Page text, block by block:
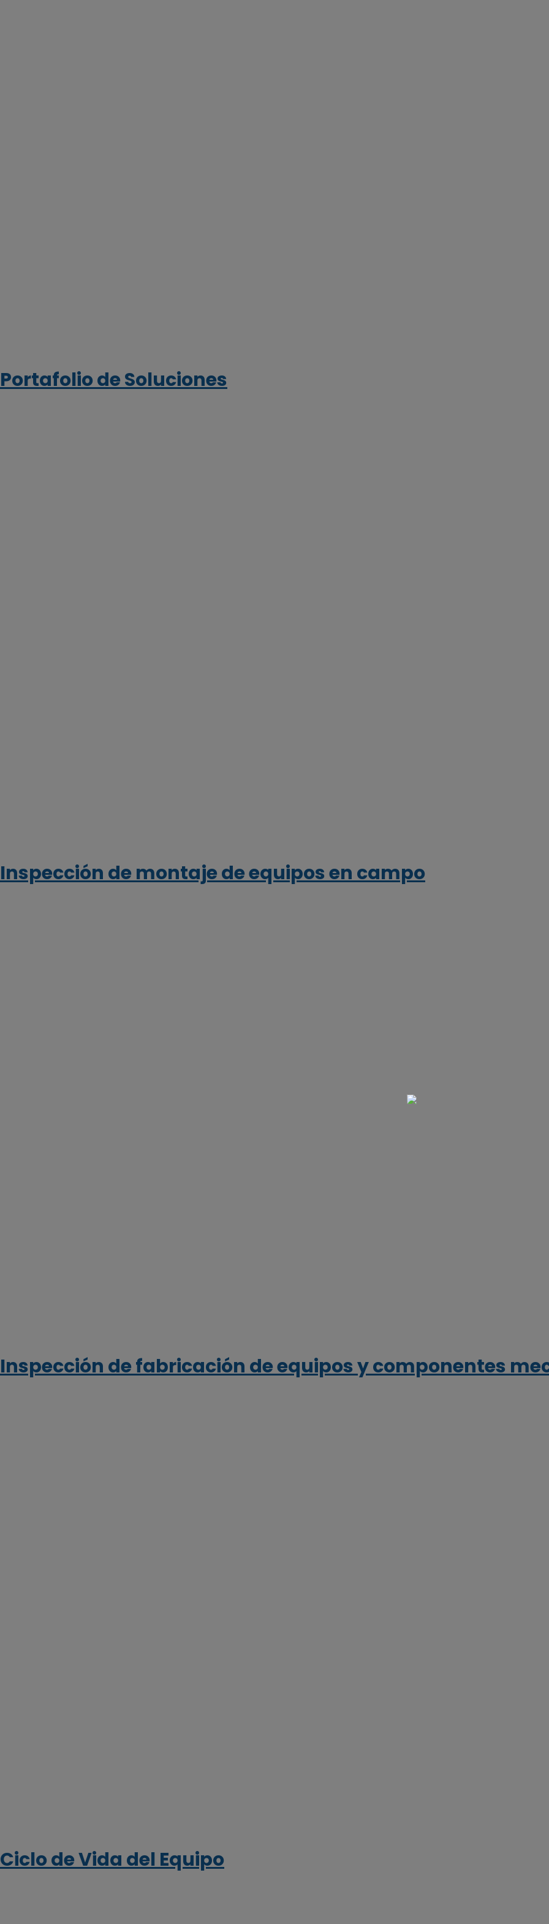
Portafolio de Soluciones
Inspección de montaje de equipos en campo
Inspección de fabricación de equipos y componentes
Ciclo de Vida del Equipo